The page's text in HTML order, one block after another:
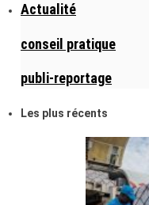
Actualité
conseil pratique
publi-reportage
Les plus récents